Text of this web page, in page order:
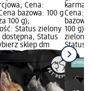
Cena:
bazowa: 100 g
100 g);
Status zielony
dostępna, Status
sklep dm
karma
Cena:
bazowa:
100 g);
zielony
Status
dm